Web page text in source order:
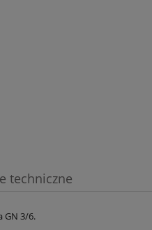
techniczne
GN 3/6.